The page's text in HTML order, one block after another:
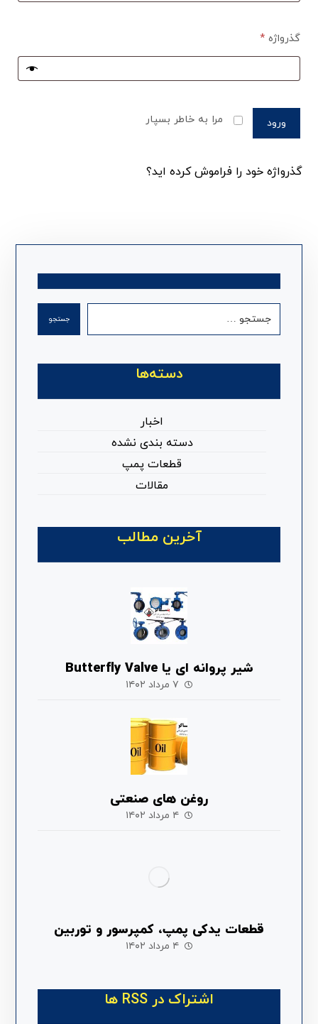
گذرواژه*
مرا به خاطر بسپار ورود
گذرواژه خود را فراموش کرده اید؟
جستجو
دسته‌ها
اخبار
دسته بندی نشده
قطعات پمپ
مقالات
آخرین مطالب
شیر پروانه ای یا Butterfly Valve
۷ مرداد ۱۴۰۲
روغن های صنعتی
۴ مرداد ۱۴۰۲
قطعات یدکی پمپ، کمپرسور و توربین
۴ مرداد ۱۴۰۲
اشتراک در RSS ها